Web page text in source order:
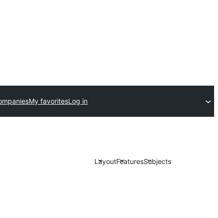
My favoritesLog in
LayoutFeaturesSubjects